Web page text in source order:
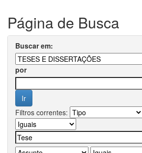
Página de Busca
Buscar em:
por
Filtros correntes: